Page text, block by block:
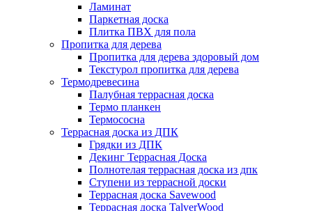
Ламинат
Паркетная доска
Плитка ПВХ для пола
Пропитка для дерева
Пропитка для дерева здоровый дом
Текстурол пропитка для дерева
Термодревесина
Палубная террасная доска
Термо планкен
Термососна
Террасная доска из ДПК
Грядки из ДПК
Декинг Террасная Доска
Полнотелая террасная доска из дпк
Ступени из террасной доски
Террасная доска Savewood
Террасная доска TalverWood